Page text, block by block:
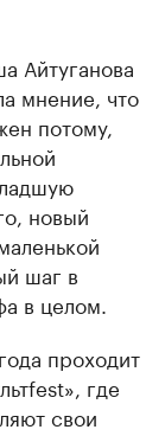
Айтуганова
мнение, что
потому,
новый
шаг в
в целом.
проходит
где
свои